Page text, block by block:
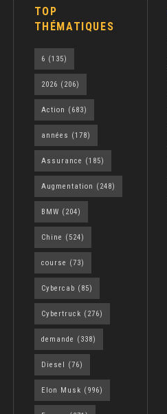
TOP
THÉMATIQUES
6 (135)
2026 (206)
Action (683)
années (178)
Assurance (185)
Augmentation (248)
BMW (204)
Chine (524)
course (73)
Cybercab (85)
Cybertruck (276)
demande (338)
Diesel (76)
Elon Musk (996)